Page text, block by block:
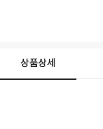
상품상세